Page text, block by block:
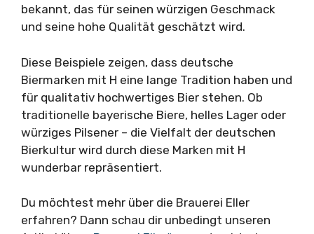
bekannt, das für seinen würzigen Geschmack
und seine hohe Qualität geschätzt wird.
Diese Beispiele zeigen, dass deutsche
Biermarken mit H eine lange Tradition haben und
für qualitativ hochwertiges Bier stehen. Ob
traditionelle bayerische Biere, helles Lager oder
würziges Pilsener – die Vielfalt der deutschen
Bierkultur wird durch diese Marken mit H
wunderbar repräsentiert.
Du möchtest mehr über die Brauerei Eller
erfahren? Dann schau dir unbedingt unseren